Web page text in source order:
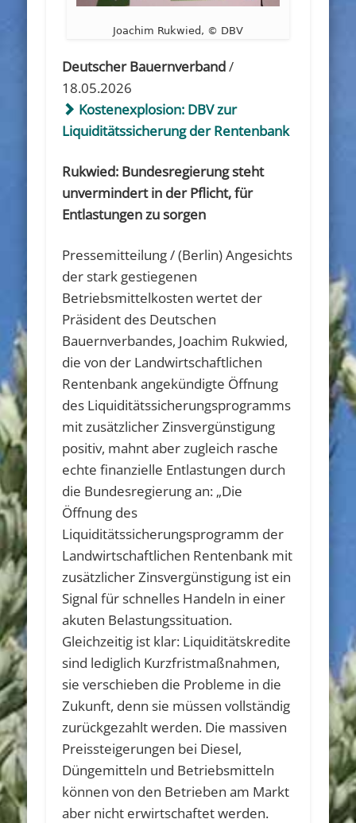
Joachim Rukwied, © DBV
Deutscher Bauernverband/
18.05.2026
Kostenexplosion: DBV zur
Liquiditätssicherung der Rentenbank
Rukwied: Bundesregierung steht
unvermindert in der Pflicht, für
Entlastungen zu sorgen
Pressemitteilung / (Berlin) Angesichts
der stark gestiegenen
Betriebsmittelkosten wertet der
Präsident des Deutschen
Bauernverbandes, Joachim Rukwied,
die von der Landwirtschaftlichen
Rentenbank angekündigte Öffnung
des Liquiditätssicherungsprogramms
mit zusätzlicher Zinsvergünstigung
positiv, mahnt aber zugleich rasche
echte finanzielle Entlastungen durch
die Bundesregierung an: „Die
Öffnung des
Liquiditätssicherungsprogramm der
Landwirtschaftlichen Rentenbank mit
zusätzlicher Zinsvergünstigung ist ein
Signal für schnelles Handeln in einer
akuten Belastungssituation.
Gleichzeitig ist klar: Liquiditätskredite
sind lediglich Kurzfristmaßnahmen,
sie verschieben die Probleme in die
Zukunft, denn sie müssen vollständig
zurückgezahlt werden. Die massiven
Preissteigerungen bei Diesel,
Düngemitteln und Betriebsmitteln
können von den Betrieben am Markt
aber nicht erwirtschaftet werden.